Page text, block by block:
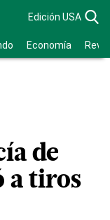
Edición USA
Economía
de
a tiros